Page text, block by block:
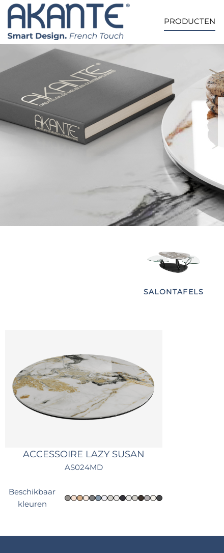
PRODUCTEN
SALONTAFELS
ACCESSOIRE LAZY SUSAN
AS024MD
Beschikbaar
kleuren